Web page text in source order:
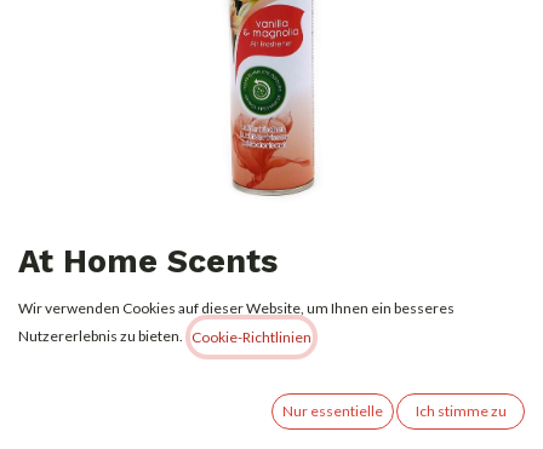
At Home Scents
Lufterfrischerspray 400ml
Vanilla And Magnolia
Alle Preise inkl. MwSt.zzgl. Versandkosten
Wir verwenden Cookies auf dieser Website, um Ihnen ein besseres
Nutzererlebnis zu bieten.
Cookie-Richtlinien
Nur essentielle Ich stimme zu